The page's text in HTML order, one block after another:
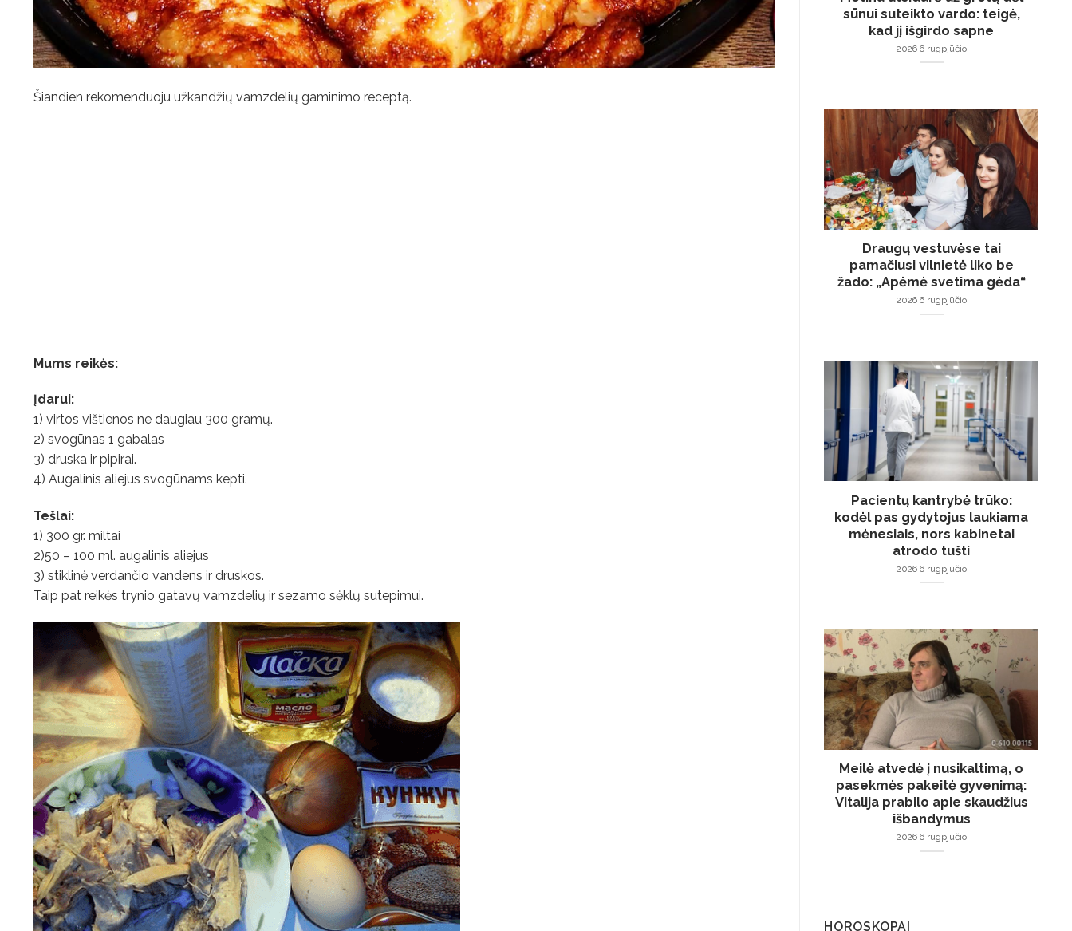
Šiandien rekomenduoju užkandžių vamzdelių gaminimo receptą.
Mums reikės:
Įdarui:
1) virtos vištienos ne daugiau 300 gramų.
2) svogūnas 1 gabalas
3) druska ir pipirai.
4) Augalinis aliejus svogūnams kepti.
Tešlai:
1) 300 gr. miltai
2)50 – 100 ml. augalinis aliejus
3) stiklinė verdančio vandens ir druskos.
Taip pat reikės trynio gatavų vamzdelių ir sezamo sėklų sutepimui.
sūnui suteikto vardo: teigė,
kad jį išgirdo sapne
2026 6 rugpjūčio
Draugų vestuvėse tai
pamačiusi vilnietė liko be
žado: „Apėmė svetima gėda“
2026 6 rugpjūčio
Pacientų kantrybė trūko:
kodėl pas gydytojus laukiama
mėnesiais, nors kabinetai
atrodo tušti
2026 6 rugpjūčio
Meilė atvedė į nusikaltimą, o
pasekmės pakeitė gyvenimą:
Vitalija prabilo apie skaudžius
išbandymus
2026 6 rugpjūčio
HOROSKOPAI